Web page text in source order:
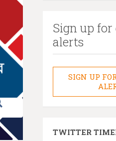
Sign up
alerts
SIGN UP
TWITTER